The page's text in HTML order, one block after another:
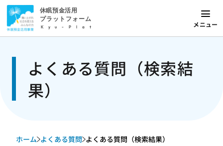
休眠預金活用
プラットフォーム
Kyu-Plat メニュー
よくある質問（検索結
果）
ホーム よくある質問 よくある質問（検索結果）